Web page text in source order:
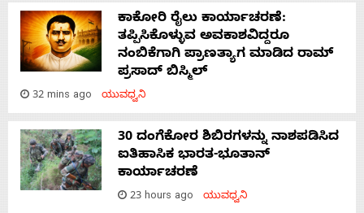
ಕಾಕೋರಿ ರೈಲು ಕಾರ್ಯಾಚರಣೆ:
ತಪ್ಪಿಸಿಕೊಳ್ಳುವ ಅವಕಾಶವಿದ್ದರೂ
ನಂಬಿಕೆಗಾಗಿ ಪ್ರಾಣತ್ಯಾಗ ಮಾಡಿದ ರಾಮ್
ಪ್ರಸಾದ್ ಬಿಸ್ಮಿಲ್
32 mins ago ಯುವಧ್ವನಿ
30 ದಂಗೆಕೋರ ಶಿಬಿರಗಳನ್ನು ನಾಶಪಡಿಸಿದ
ಐತಿಹಾಸಿಕ ಭಾರತ-ಭೂತಾನ್
ಕಾರ್ಯಾಚರಣೆ
23 hours ago ಯುವಧ್ವನಿ